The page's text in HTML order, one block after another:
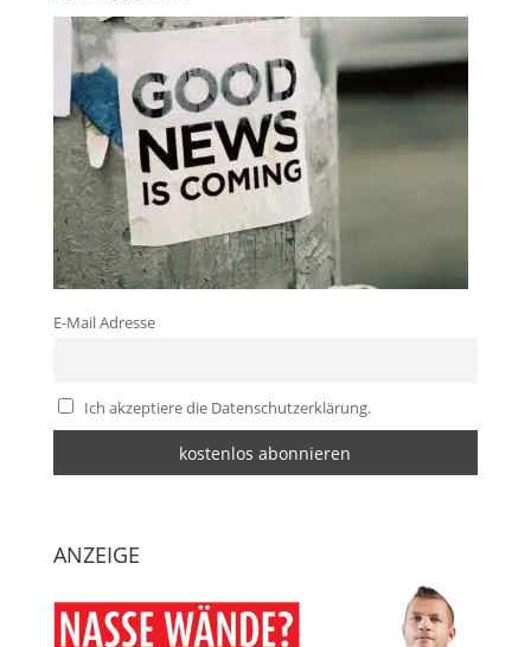
E-Mail Adresse
Ich akzeptiere die Datenschutzerklärung.
ANZEIGE